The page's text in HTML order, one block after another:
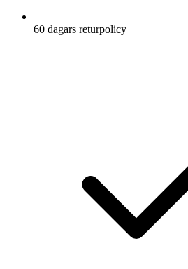
60 dagars returpolicy